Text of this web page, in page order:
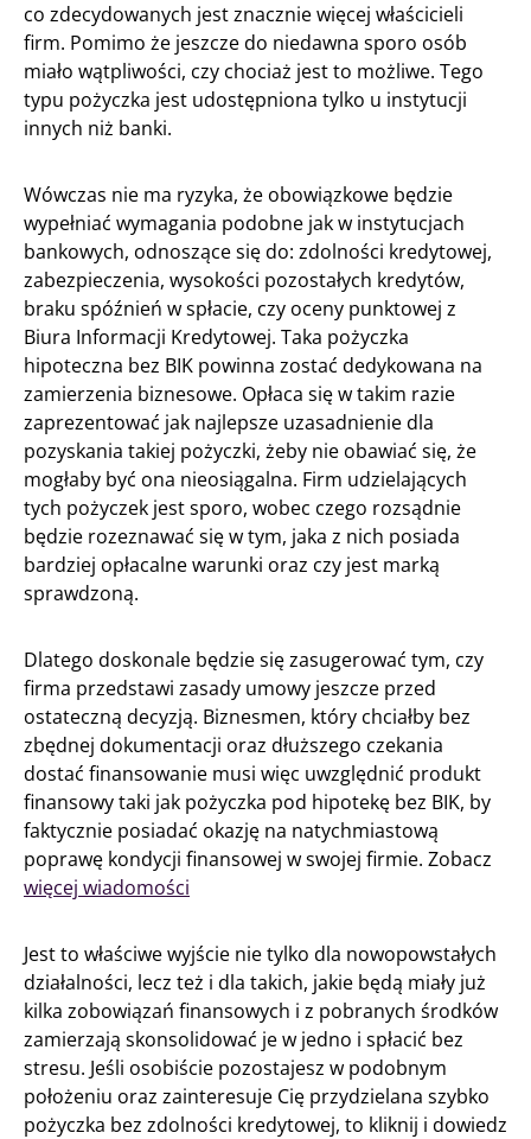
co zdecydowanych jest znacznie więcej właścicieli
firm. Pomimo że jeszcze do niedawna sporo osób
miało wątpliwości, czy chociaż jest to możliwe. Tego
typu pożyczka jest udostępniona tylko u instytucji
innych niż banki.
Wówczas nie ma ryzyka, że obowiązkowe będzie
wypełniać wymagania podobne jak w instytucjach
bankowych, odnoszące się do: zdolności kredytowej,
zabezpieczenia, wysokości pozostałych kredytów,
braku spóźnień w spłacie, czy oceny punktowej z
Biura Informacji Kredytowej. Taka pożyczka
hipoteczna bez BIK powinna zostać dedykowana na
zamierzenia biznesowe. Opłaca się w takim razie
zaprezentować jak najlepsze uzasadnienie dla
pozyskania takiej pożyczki, żeby nie obawiać się, że
mogłaby być ona nieosiągalna. Firm udzielających
tych pożyczek jest sporo, wobec czego rozsądnie
będzie rozeznawać się w tym, jaka z nich posiada
bardziej opłacalne warunki oraz czy jest marką
sprawdzoną.
Dlatego doskonale będzie się zasugerować tym, czy
firma przedstawi zasady umowy jeszcze przed
ostateczną decyzją. Biznesmen, który chciałby bez
zbędnej dokumentacji oraz dłuższego czekania
dostać finansowanie musi więc uwzględnić produkt
finansowy taki jak pożyczka pod hipotekę bez BIK, by
faktycznie posiadać okazję na natychmiastową
poprawę kondycji finansowej w swojej firmie. Zobacz
więcej wiadomości
Jest to właściwe wyjście nie tylko dla nowopowstałych
działalności, lecz też i dla takich, jakie będą miały już
kilka zobowiązań finansowych i z pobranych środków
zamierzają skonsolidować je w jedno i spłacić bez
stresu. Jeśli osobiście pozostajesz w podobnym
położeniu oraz zainteresuje Cię przydzielana szybko
pożyczka bez zdolności kredytowej, to kliknij i dowiedz